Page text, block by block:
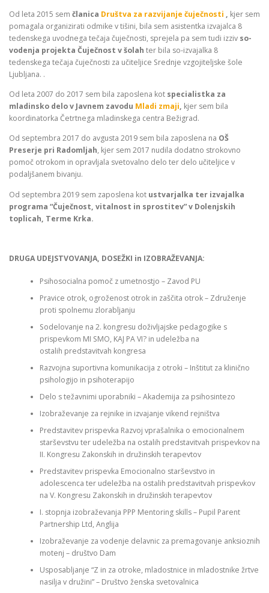
Od leta 2015 sem članica Društva za razvijanje čuječnosti , kjer sem
pomagala organizirati odmike v tišini, bila sem asistentka izvajalca 8
tedenskega uvodnega tečaja čuječnosti, sprejela pa sem tudi izziv so-
vodenja projekta Čuječnost v šolah ter bila so-izvajalka 8
tedenskega tečaja čuječnosti za učiteljice Srednje vzgojiteljske šole
Ljubljana. .
Od leta 2007 do 2017 sem bila zaposlena kot specialistka za
mladinsko delo v Javnem zavodu Mladi zmaji, kjer sem bila
koordinatorka Četrtnega mladinskega centra Bežigrad.
Od septembra 2017 do avgusta 2019 sem bila zaposlena na OŠ
Preserje pri Radomljah, kjer sem 2017 nudila dodatno strokovno
pomoč otrokom in opravljala svetovalno delo ter delo učiteljice v
podaljšanem bivanju.
Od septembra 2019 sem zaposlena kot ustvarjalka ter izvajalka
programa “Čuječnost, vitalnost in sprostitev” v Dolenjskih
toplicah, Terme Krka.
DRUGA UDEJSTVOVANJA, DOSEŽKI in IZOBRAŽEVANJA:
Psihosocialna pomoč z umetnostjo – Zavod PU
Pravice otrok, ogroženost otrok in zaščita otrok – Združenje
proti spolnemu zlorabljanju
Sodelovanje na 2. kongresu doživljajske pedagogike s
prispevkom MI SMO, KAJ PA VI? in udeležba na
ostalih predstavitvah kongresa
Razvojna suportivna komunikacija z otroki – Inštitut za klinično
psihologijo in psihoterapijo
Delo s težavnimi uporabniki – Akademija za psihosintezo
Izobraževanje za rejnike in izvajanje vikend rejništva
Predstavitev prispevka Razvoj vprašalnika o emocionalnem
starševstvu ter udeležba na ostalih predstavitvah prispevkov na
II. Kongresu Zakonskih in družinskih terapevtov
Predstavitev prispevka Emocionalno starševstvo in
adolescenca ter udeležba na ostalih predstavitvah prispevkov
na V. Kongresu Zakonskih in družinskih terapevtov
I. stopnja izobraževanja PPP Mentoring skills – Pupil Parent
Partnership Ltd, Anglija
Izobraževanje za vodenje delavnic za premagovanje anksioznih
motenj – društvo Dam
Usposabljanje “Z in za otroke, mladostnice in mladostnike žrtve
nasilja v družini” – Društvo ženska svetovalnica